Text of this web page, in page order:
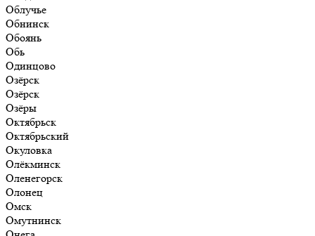
Облучье
Обнинск
Обоянь
Обь
Одинцово
Озёрск
Озёрск
Озёры
Октябрьск
Октябрьский
Окуловка
Олёкминск
Оленегорск
Олонец
Омск
Омутнинск